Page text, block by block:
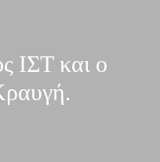
ΙΣΤ και ο